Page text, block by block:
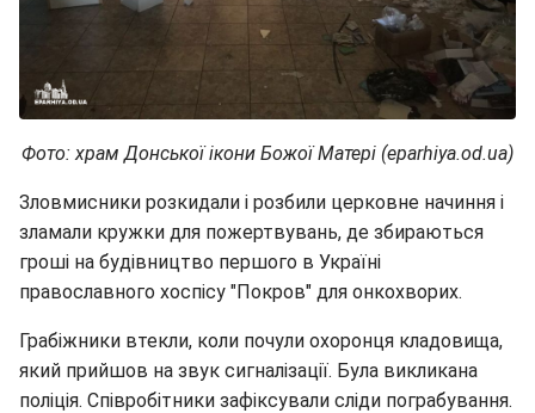
Фото: храм Донської ікони Божої Матері (eparhiya.od.ua)
Зловмисники розкидали і розбили церковне начиння і
зламали кружки для пожертвувань, де збираються
гроші на будівництво першого в Україні
православного хоспісу "Покров" для онкохворих.
Грабіжники втекли, коли почули охоронця кладовища,
який прийшов на звук сигналізації. Була викликана
поліція. Співробітники зафіксували сліди пограбування.